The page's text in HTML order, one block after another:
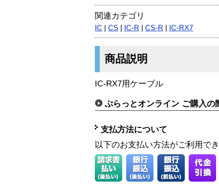
関連カテゴリ
IC CS IC-R CS-R IC-RX7
商品説明
IC-RX7用ケーブル
ぷらっとオンライン ご購入の
支払方法について
以下のお支払い方法がご利用で